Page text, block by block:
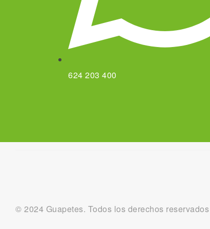
624 203 400
© 2024 Guapetes. Todos los derechos reservados